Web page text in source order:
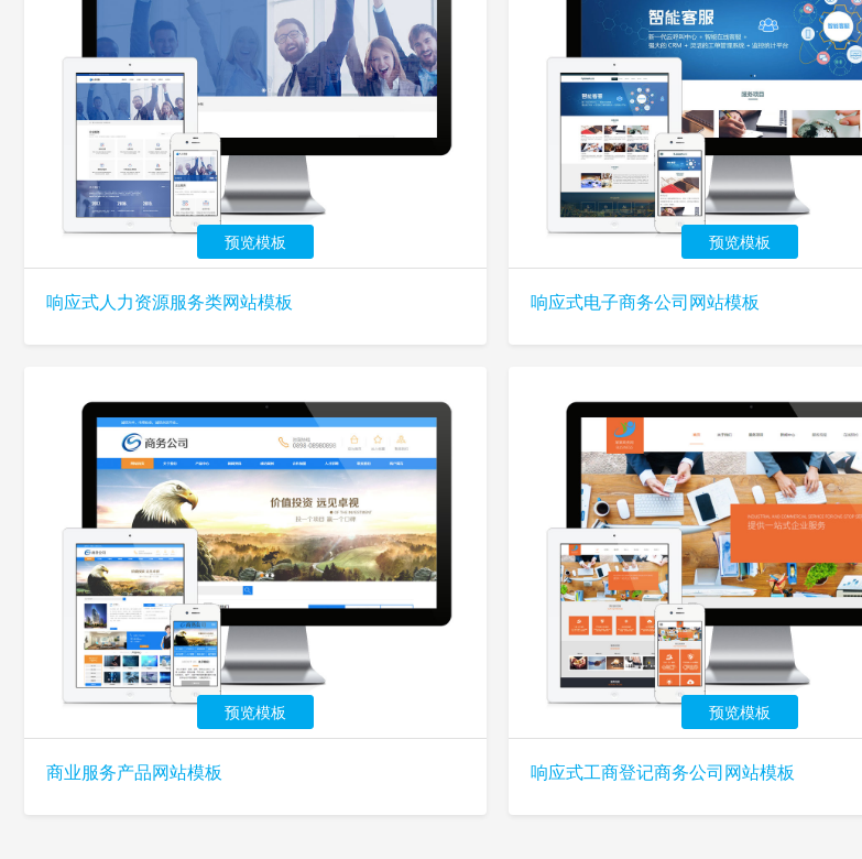
预览模板
响应式人力资源服务类网站模板
预览模板
响应式电子商务公司网站模板
预览模板
商业服务产品网站模板
预览模板
响应式工商登记商务公司网站模板